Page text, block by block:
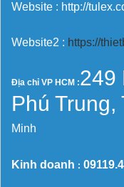
Website : http://
Website2 : https://
Địa chỉ VP HCM :249
Phú Trung,
Minh
Kinh doanh :